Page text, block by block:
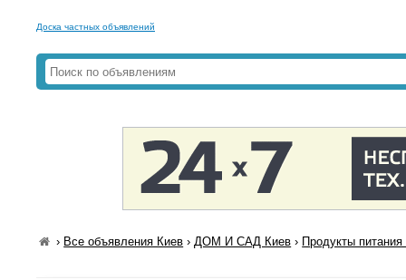
Доска частных объявлений
› Все объявления Киев ›ДОМ И САД Киев › Продукты